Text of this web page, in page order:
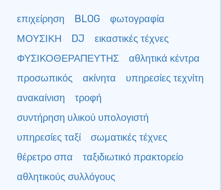
επιχείρηση BLOG
φωτογραφία
ΜΟΥΣΙΚΗ
DJ
εικαστικές τέχνες
ΦΥΣΙΚΟΘΕΡΑΠΕΥΤΗΣ
αθλητικά κέντρα
προσωπικός
ακίνητα
υπηρεσίες τεχνίτη
ανακαίνιση
τροφή
συντήρηση υλικού υπολογιστή
υπηρεσίες ταξί
σωματικές τέχνες
θέρετρο σπα
ταξιδιωτικό πρακτορείο
αθλητικούς συλλόγους